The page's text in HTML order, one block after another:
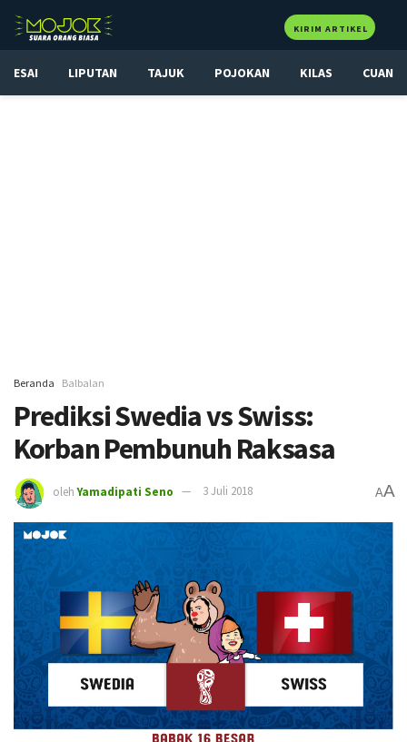
KIRIM ARTIKEL
ESAI LIPUTAN TAJUK POJOKAN KILAS CUAN
Beranda Balbalan
Prediksi Swedia vs Swiss:
Korban Pembunuh Raksasa
oleh Yamadipati Seno 3 Juli 2018 AA